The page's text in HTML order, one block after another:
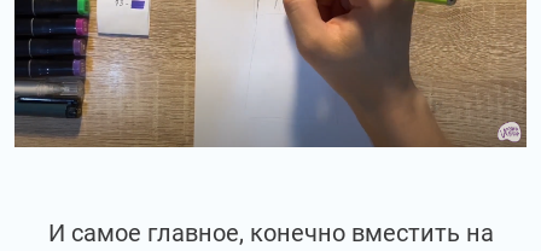
И самое главное, конечно вместить на